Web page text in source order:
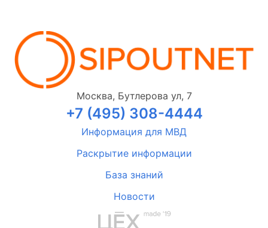
Москва, Бутлерова ул, 7
+7 (495) 308-4444
Информация для МВД
Раскрытие информации
База знаний
Новости